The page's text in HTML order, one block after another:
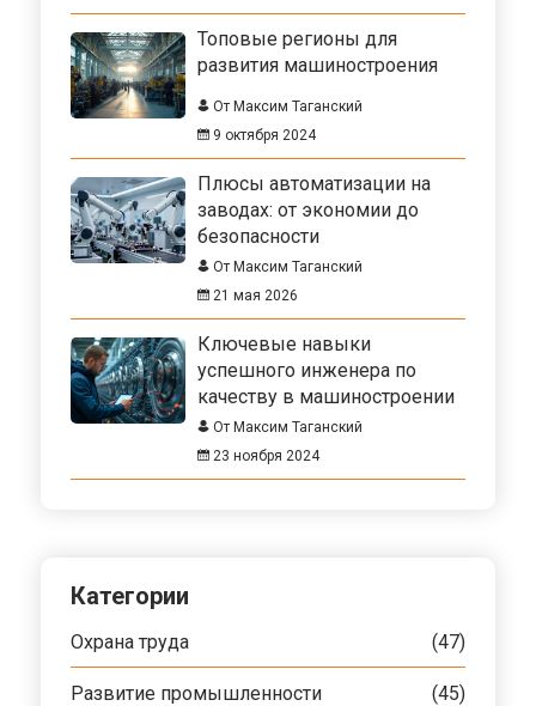
Топовые регионы для
развития машиностроения
От Максим Таганский
9 октября 2024
Плюсы автоматизации на
заводах: от экономии до
безопасности
От Максим Таганский
21 мая 2026
Ключевые навыки
успешного инженера по
качеству в машиностроении
От Максим Таганский
23 ноября 2024
Категории
Охрана труда (47)
Развитие промышленности (45)